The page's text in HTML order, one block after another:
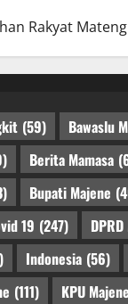
(59) Bawaslu
Berita Mamasa
Bupati Majene
19 (247)
Indonesia (56)
(111) KPU Majene